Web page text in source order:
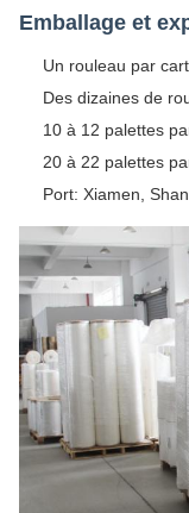
Emballage et
Un rouleau par
Des dizaines de
10 à 12 palettes
20 à 22 palettes
Port: Xiamen,